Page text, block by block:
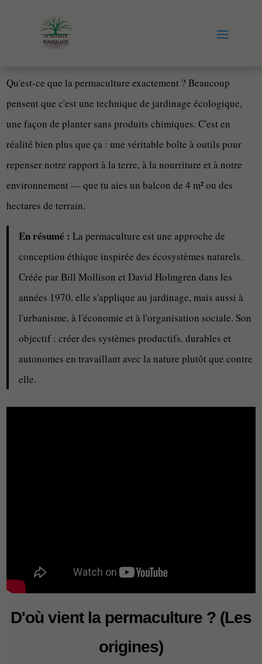
Qu'est-ce que la permaculture exactement ? Beaucoup
pensent que c'est une technique de jardinage écologique,
une façon de planter sans produits chimiques. C'est en
réalité bien plus que ça : une véritable boîte à outils pour
repenser notre rapport à la terre, à la nourriture et à notre
environnement — que tu aies un balcon de 4 m² ou des
hectares de terrain.
En résumé : La permaculture est une approche de
conception éthique inspirée des écosystèmes naturels.
Créée par Bill Mollison et David Holmgren dans les
années 1970, elle s'applique au jardinage, mais aussi à
l'urbanisme, à l'économie et à l'organisation sociale. Son
objectif : créer des systèmes productifs, durables et
autonomes en travaillant avec la nature plutôt que contre
elle.
D'où vient la permaculture ? (Les
origines)